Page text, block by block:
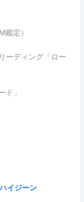
鑑定）
ーディング「ロー
ド」
イジーン